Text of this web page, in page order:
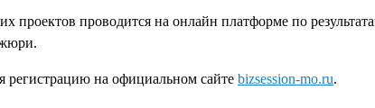
проектов проводится на онлайн платформе по
регистрацию на официальном сайте bizsession-mo.ru.